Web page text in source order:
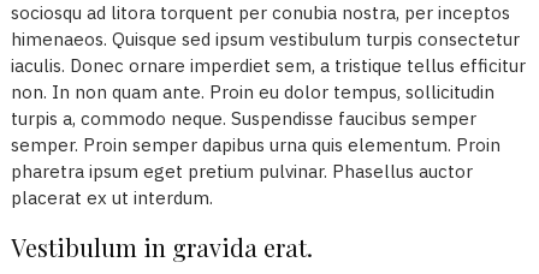
sociosqu ad litora torquent per conubia nostra, per inceptos
himenaeos. Quisque sed ipsum vestibulum turpis consectetur
iaculis. Donec ornare imperdiet sem, a tristique tellus efficitur
non. In non quam ante. Proin eu dolor tempus, sollicitudin
turpis a, commodo neque. Suspendisse faucibus semper
semper. Proin semper dapibus urna quis elementum. Proin
pharetra ipsum eget pretium pulvinar. Phasellus auctor
placerat ex ut interdum.
Vestibulum in gravida erat.